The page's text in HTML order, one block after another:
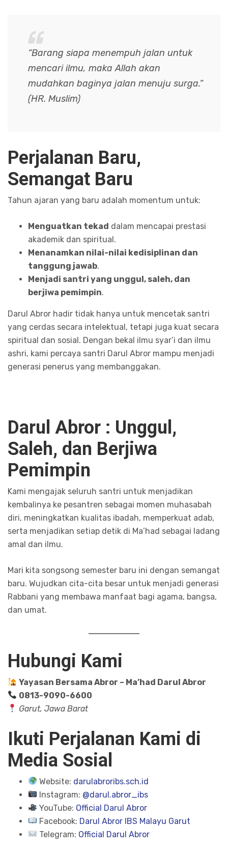
“Barang siapa menempuh jalan untuk
mencari ilmu, maka Allah akan
mudahkan baginya jalan menuju surga.”
(HR. Muslim)
Perjalanan Baru,
Semangat Baru
Tahun ajaran yang baru adalah momentum untuk:
Menguatkan tekad dalam mencapai prestasi
akademik dan spiritual.
Menanamkan nilai-nilai kedisiplinan dan
tanggung jawab.
Menjadi santri yang unggul, saleh, dan
berjiwa pemimpin.
Darul Abror hadir tidak hanya untuk mencetak santri
yang cerdas secara intelektual, tetapi juga kuat secara
spiritual dan sosial. Dengan bekal ilmu syar’i dan ilmu
ashri, kami percaya santri Darul Abror mampu menjadi
generasi penerus yang membanggakan.
Darul Abror : Unggul,
Saleh, dan Berjiwa
Pemimpin
Kami mengajak seluruh santri untuk menjadikan
kembalinya ke pesantren sebagai momen muhasabah
diri, meningkatkan kualitas ibadah, memperkuat adab,
serta menjadikan setiap detik di Ma’had sebagai ladang
amal dan ilmu.
Mari kita songsong semester baru ini dengan semangat
baru. Wujudkan cita-cita besar untuk menjadi generasi
Rabbani yang membawa manfaat bagi agama, bangsa,
dan umat.
Hubungi Kami
Yayasan Bersama Abror – Ma’had Darul Abror
0813-9090-6600
Garut, Jawa Barat
Ikuti Perjalanan Kami di
Media Sosial
Website: darulabroribs.sch.id
Instagram: @darul.abror_ibs
YouTube: Official Darul Abror
Facebook: Darul Abror IBS Malayu Garut
Telegram: Official Darul Abror